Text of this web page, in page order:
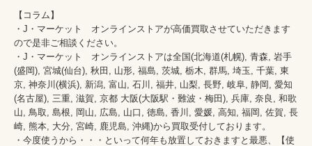
【コラム】
・J・マーケット　オンラインストアが高価買取させていただきます
ので是非ご相談ください。
・J・マーケット　オンラインストアは全国(北海道(札幌), 青森, 岩手
(盛岡), 宮城(仙台), 秋田, 山形, 福島, 茨城, 栃木, 群馬, 埼玉, 千葉, 東
京, 神奈川(横浜), 新潟, 富山, 石川, 福井, 山梨, 長野, 岐阜, 静岡, 愛知
(名古屋), 三重, 滋賀, 京都 大阪(大阪駅・難波・梅田), 兵庫, 奈良, 和歌
山, 鳥取, 島根, 岡山, 広島, 山口, 徳島, 香川, 愛媛, 高知, 福岡, 佐賀, 長
崎, 熊本, 大分, 宮崎, 鹿児島, 沖縄)から買取受付しております。
・今度使うから・・・といって何年も放置しておきますと最悪、【使